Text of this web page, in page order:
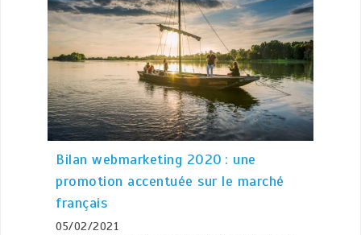
Bilan webmarketing 2020 : une
promotion accentuée sur le marché
français
05/02/2021